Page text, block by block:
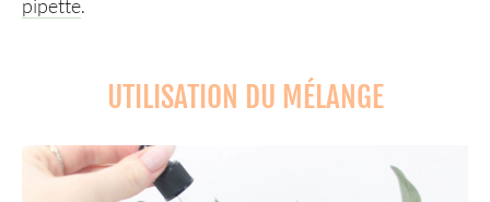
pipette.
UTILISATION DU MÉLANGE